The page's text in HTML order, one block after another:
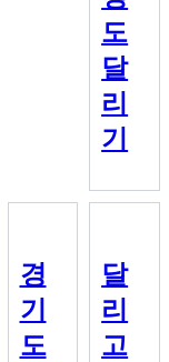
도
달
리
기
경
기
도
달
리
고